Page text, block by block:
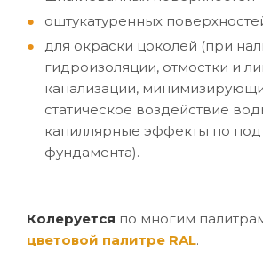
оштукатуренных
для окраски цоколей (при
гидроизоляции, отмостки и
канализации,
статическое воздействие
капиллярные эффекты по
фундамента).
Колеруется по многим
цветовой палитре RAL.